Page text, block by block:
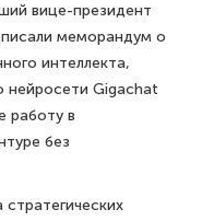
вице-президент
меморандум о
интеллекта,
Gigachat
работу в
без
стратегических